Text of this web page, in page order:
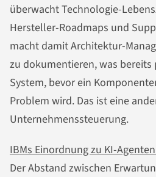
überwacht Technologie-
Hersteller-Roadmaps und
macht damit Architektur-
zu dokumentieren, was bereits
System, bevor ein
Problem wird. Das ist eine
Unternehmenssteuerung.
IBMs Einordnung zu KI-
Der Abstand zwischen